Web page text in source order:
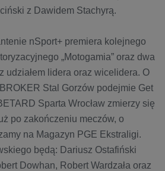
z Dawidem Stachyrą.
nSport+ premiera kolejnego
„Motogamia” oraz dwa
udziałem lidera oraz wicelidera. O
Stal Gorzów podejmie Get
Sparta Wrocław zmierzy się
po zakończeniu meczów, o
na Magazyn PGE Ekstraligi.
będą: Dariusz Ostafiński
Dowhan, Robert Wardzała oraz